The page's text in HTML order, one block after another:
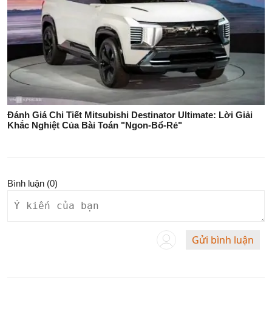
Đánh Giá Chi Tiết Mitsubishi Destinator Ultimate: Lời Giải
Khắc Nghiệt Của Bài Toán "Ngon-Bổ-Rẻ"
Bình luận (0)
Gửi bình luận